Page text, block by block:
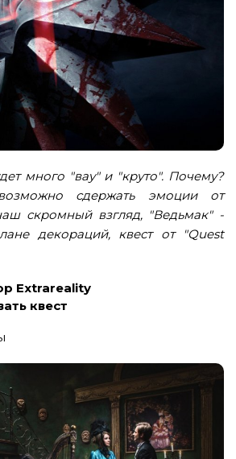
много "вау" и "круто". Почему?
сдержать эмоции от
скромный взгляд, "Ведьмак" -
декораций, квест от "Quest
Extrareality
квест